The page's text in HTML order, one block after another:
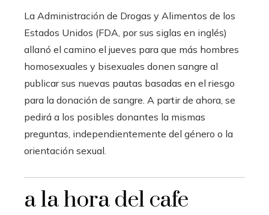
La Administración de Drogas y Alimentos de los
Estados Unidos (FDA, por sus siglas en inglés)
allanó el camino el jueves para que más hombres
homosexuales y bisexuales donen sangre al
publicar sus nuevas pautas basadas en el riesgo
para la donación de sangre. A partir de ahora, se
pedirá a los posibles donantes la mismas
preguntas, independientemente del género o la
orientación sexual.
a la hora del cafe